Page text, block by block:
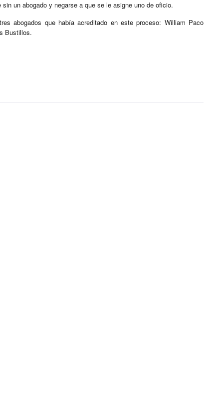
un abogado y negarse a que se le asigne uno de oficio.
abogados que había acreditado en este proceso: William Paco
Bustillos.